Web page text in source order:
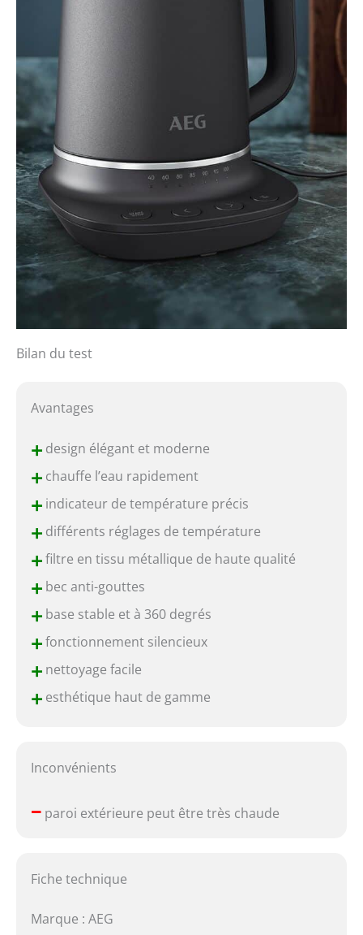
Bilan du test
Avantages
+design élégant et moderne
+chauffe l’eau rapidement
+indicateur de température précis
+différents réglages de température
+filtre en tissu métallique de haute qualité
+bec anti-gouttes
+base stable et à 360 degrés
+fonctionnement silencieux
+nettoyage facile
+esthétique haut de gamme
Inconvénients
–paroi extérieure peut être très chaude
Fiche technique
Marque : AEG